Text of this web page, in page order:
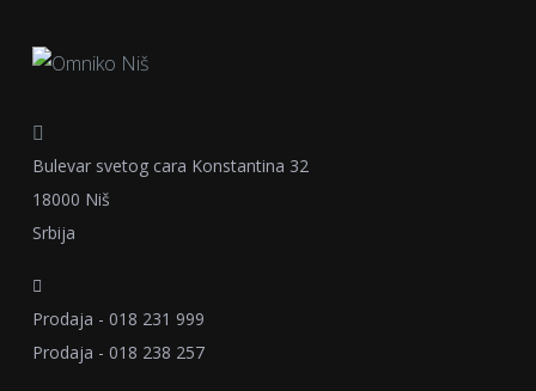
Bulevar svetog cara Konstantina 32
18000 Niš
Srbija
Prodaja - 018 231 999
Prodaja - 018 238 257